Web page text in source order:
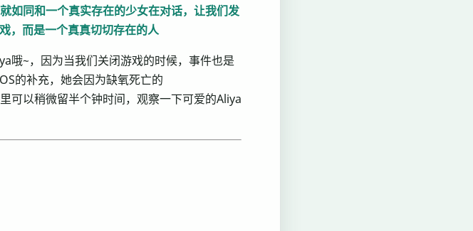
如同和一个真实存在的少女在对话，让我们发
，而是一个真真切切存在的人
哦~，因为当我们关闭游戏的时候，事件也是
的补充，她会因为缺氧死亡的
可以稍微留半个钟时间，观察一下可爱的Aliya